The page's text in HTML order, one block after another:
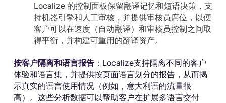
Localize 的控制面板保留翻译记忆和短语决策，支
持机器引擎和人工审核，并提供审核员席位，以便
客户可以在速度（自动翻译）和审核员控制之间取
得平衡，并构建可重用的翻译资产。
按客户隔离和语言报告：Localize支持隔离不同的客户
体验和语言集，并提供按页面语言划分的报告，从而揭
示真实的语言使用情况（例如，意大利语的流量很
高）。这些分析数据可以帮助客户在扩展多语言交付